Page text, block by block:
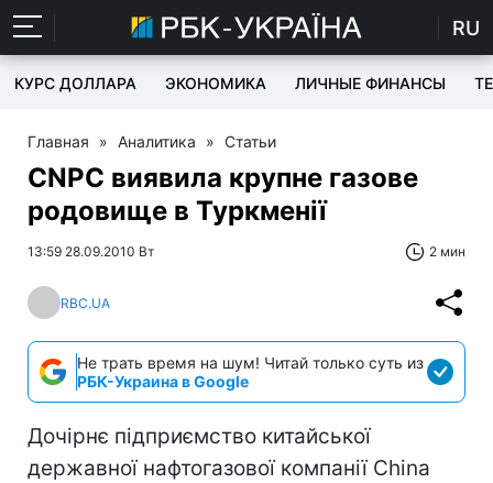
RU
КУРС ДОЛЛАРА ЭКОНОМИКА ЛИЧНЫЕ ФИНАНСЫ
Главная » Аналитика » Статьи
CNPC виявила крупне газове
родовище в Туркменії
13:59 28.09.2010 Вт 2 мин
RBC.UA
Не трать время на шум! Читай только суть из
РБК-Украина в Google
Дочірнє підприємство китайської
державної нафтогазової компанії China